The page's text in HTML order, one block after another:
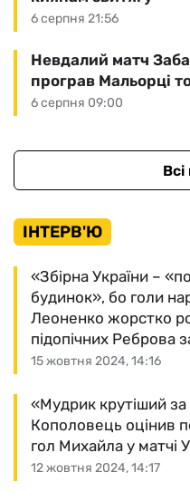
6 серпня 21:56
6 серпня 09:00
Невдалий матч
програв Мальорці
ІНТЕРВ'Ю
15 жовтня 2024, 14:16
«Збірна України –
будинок», бо голи
Леоненко жорстко
підопічних Реброва
12 жовтня 2024, 14:17
«Мудрик крутіший
Кополовець оцінив
гол Михайла у матчі